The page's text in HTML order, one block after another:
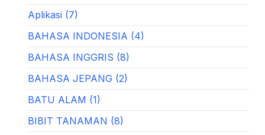
Aplikasi (7)
BAHASA INDONESIA (4)
BAHASA INGGRIS (8)
BAHASA JEPANG (2)
BATU ALAM (1)
BIBIT TANAMAN (8)